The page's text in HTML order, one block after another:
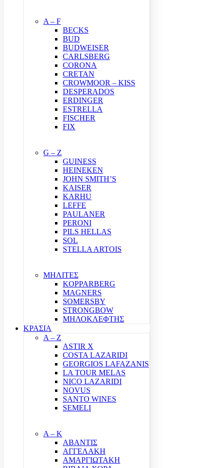
A – F
BECKS
BUD
BUDWEISER
CARLSBERG
CORONA
CRETAN
CROWMOOR – KISS
DESPERADOS
ERDINGER
ESTRELLA
FISCHER
FIX
G – Z
GUINESS
HEINEKEN
JOHN SMITH’S
KAISER
KARHU
LEFFE
PAULANER
PERONI
PILS HELLAS
SOL
STELLA ARTOIS
ΜΗΛΙΤΕΣ
KOPPARBERG
MAGNERS
SOMERSBY
STRONGBOW
ΜΗΛΟΚΛΕΦΤΗΣ
ΚΡΑΣΙΑ
A – Z
ASTIR X
COSTA LAZARIDI
GEORGIOS LAFAZANIS
LA TOUR MELAS
NICO LAZARIDI
NOVUS
SANTO WINES
SEMELI
Α – Κ
ΑΒΑΝΤΙΣ
ΑΓΓΕΛΑΚΗ
ΑΜΑΡΓΙΩΤΑΚΗ